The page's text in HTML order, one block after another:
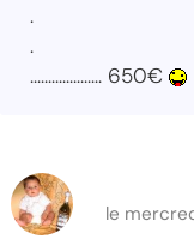
.
.
.................... 650€
le